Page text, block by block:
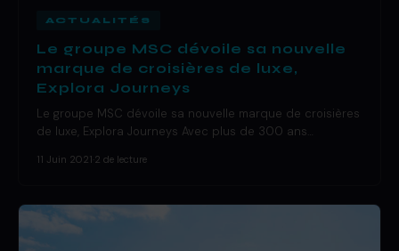
ACTUALITÉS
Le groupe MSC dévoile sa nouvelle
marque de croisières de luxe,
Explora Journeys
Le groupe MSC dévoile sa nouvelle marque de croisières
de luxe, Explora Journeys Avec plus de 300 ans…
11 Juin 2021 2 de lecture